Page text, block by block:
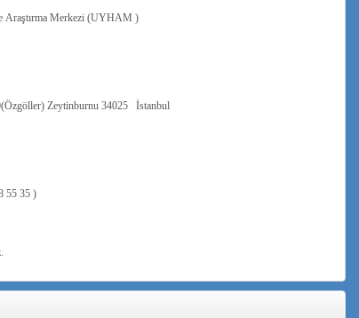
: TEMMUZ AYI,DOĞU TÜRKİSTAN İÇİN KATLİAM AYI DEĞİLDİR !
EN AZ 143 BİN UYGUR ÇOCUĞU AİLELERİNDEN KOPARDI
Merkezi (UYHAM )
Zeytinburnu 34025 İstanbul
55 35 )